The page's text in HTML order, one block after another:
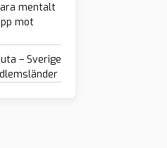
mentalt
mot
– Sverige